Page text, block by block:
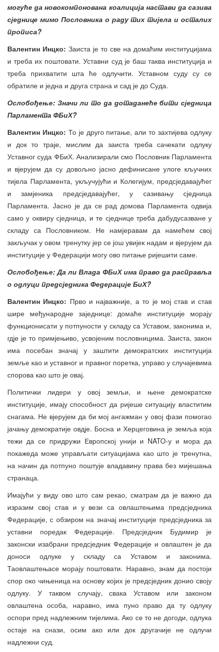
могуће да новокомпонована коалиција настави да сазива
сједнице мимо Пословника о раду тих тијела и осталих
прописа?
Валентин Инцко: Заиста је то све на домаћим институцијама
и треба их поштовати. Уставни суд је баш таква институција и
треба прихватити шта ће одлучити. Уставном суду су се
обратиле и једна и друга страна и сад је до Суда.
Ослобођење: Значи ли то да дотаданеће бити сједница
Парламента ФБиХ?
Валентин Инцко: То је друго питање, али то захтијева одлуку
и док то траје, мислим да заиста треба сачекати одлуку
Уставног суда ФБиХ. Анализирали смо Пословник Парламента
и вјерујем да су довољно јасно дефинисане улоге кључних
тијела Парламента, укључујући и Колегијум, предсједавајућег
и замјеника предсједавајућег, у сазивању сједница
Парламента. Јасно је да се рад домова Парламента одвија
само у оквиру сједница, и те сједнице треба дабудусазване у
складу са Пословником. Не намјеравам да намећем свој
закључак у овом тренутку јер се још увијек надам и вјерујем да
институције у Федерацији могу ово питање ријешити саме.
Ослобођење: Да ли Влада ФБиХ има право да расправља
о одлуци предсједника Федерације БиХ?
Валентин Инцко: Прво и најважније, а то је мој став и став
шире међународне заједнице: домаће институције морају
функционисати у потпуности у складу са Уставом, законима и,
гдје је то примјењиво, усвојеним пословницима. Заиста, закон
има посебан значај у заштити демократских институција
земље као и уставног и правног поретка, управо у случајевима
спорова као што је овај.
Политички лидери у овој земљи, и њене демократске
институције, имају способност да ријеше ситуацију властитим
снагама. Не вјерујем да би мој ангажман у овој фази помогао
јачању демократије овдје. Босна и Херцеговина је земља која
тежи да се придружи Европској унији и NATO-у и мора да
покажеда може управљати ситуацијама као што је тренутна,
на начин да потпуно поштује владавину права без мијешања
странаца.
Имајући у виду ово што сам рекао, сматрам да је важно да
изразим свој став и у вези са овлаштењима предсједника
Федерације, с обзиром на значај институције предсједника за
уставни поредак Федерације. Предсједник Будимир је
законски изабрани предсједник Федерације и овлаштен је да
доноси одлуке у складу са Уставом и законима.
Таовлаштењасе морају поштовати. Наравно, знам да постоји
спор око чињеница на основу којих је предсједник донио своју
одлуку. У таквом случају, свака Уставом или законом
овлаштена особа, наравно, има пуно право да ту одлуку
оспори пред надлежним тијелима. Ако се то не догоди, одлука
остаје на снази, осим ако или док другачије не одлучи
надлежни суд.